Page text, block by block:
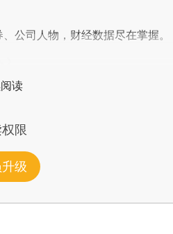
公司人物，财经数据尽在掌握。
读
限
级